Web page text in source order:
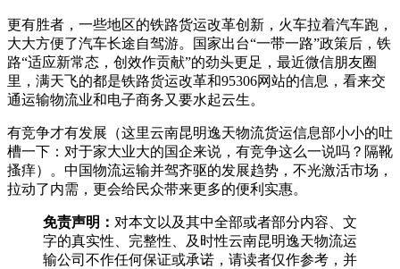
更有胜者，一些地区的铁路货运改革创新，火车拉着汽车跑，
大大方便了汽车长途自驾游。国家出台“一带一路”政策后，铁
路“适应新常态，创效作贡献”的劲头更足，最近微信朋友圈
里，满天飞的都是铁路货运改革和95306网站的信息，看来交
通运输物流业和电子商务又要水起云生。
有竞争才有发展（这里云南昆明逸天物流货运信息部小小的吐
槽一下：对于家大业大的国企来说，有竞争这么一说吗？隔靴
搔痒）。中国物流运输并驾齐驱的发展趋势，不光激活市场，
拉动了内需，更会给民众带来更多的便利实惠。
免责声明： 对本文以及其中全部或者部分内容、文
字的真实性、完整性、及时性云南昆明逸天物流运
输公司不作任何保证或承诺，请读者仅作参考，并